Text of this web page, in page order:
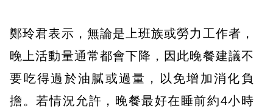
鄭玲君表示，無論是上班族或勞力工作者，
晚上活動量通常都會下降，因此晚餐建議不
要吃得過於油膩或過量，以免增加消化負
擔。若情況允許，晚餐最好在睡前約4小時